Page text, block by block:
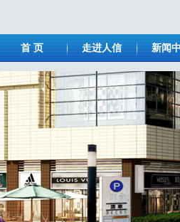
首 页 走进人信 新闻